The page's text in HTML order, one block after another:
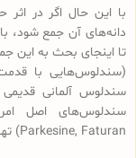
با این حال اگر در
دانه‌های آن جمع
تا اینجای بحث به این
سندلوس آلمانی
Parkesine, Faturan) تهیه می‌شوند.